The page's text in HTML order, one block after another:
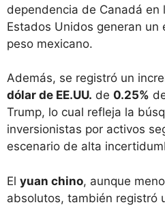
dependencia de Canadá en
Estados Unidos generan un
peso mexicano.
Además, se registró un
dólar de EE.UU. de 0.25%
Trump, lo cual refleja la
inversionistas por activos
escenario de alta
El yuan chino, aunque
absolutos, también registró